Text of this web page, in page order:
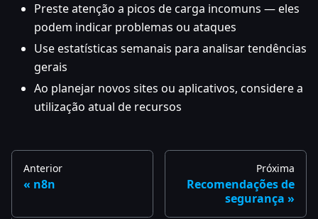
Preste atenção a picos de carga incomuns — eles
podem indicar problemas ou ataques
Use estatísticas semanais para analisar tendências
gerais
Ao planejar novos sites ou aplicativos, considere a
utilização atual de recursos
Anterior
n8n
Próxima
Recomendações de
segurança